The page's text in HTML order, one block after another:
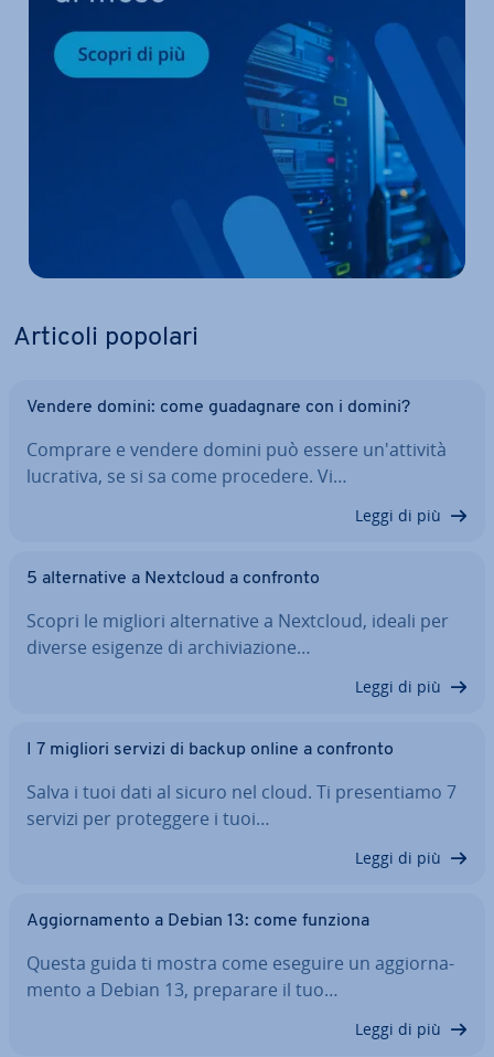
Articoli popolari
Vendere domini: come gua­da­gna­re con i domini?
Comprare e vendere domini può essere un'at­ti­vi­tà
lucrativa, se si sa come procedere. Vi…
Leggi di più
5 al­ter­na­ti­ve a Nextcloud a confronto
Scopri le migliori al­ter­na­ti­ve a Nextcloud, ideali per
diverse esigenze di ar­chi­via­zio­ne…
Leggi di più
I 7 migliori servizi di backup online a confronto
Salva i tuoi dati al sicuro nel cloud. Ti pre­sen­tia­mo 7
servizi per pro­teg­ge­re i tuoi…
Leggi di più
Ag­gior­na­men­to a Debian 13: come funziona
Questa guida ti mostra come eseguire un ag­gior­na­
men­to a Debian 13, preparare il tuo…
Leggi di più